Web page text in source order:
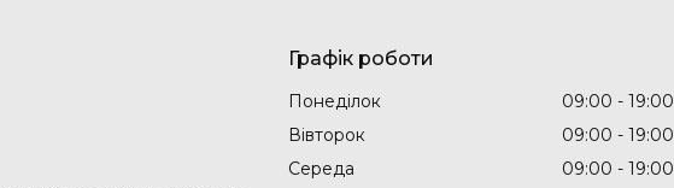
Графік роботи
Понеділок 09:00
19:00
Вівторок
09:00
19:00
Середа
09:00
19:00